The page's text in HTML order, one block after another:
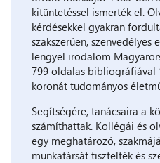
kitüntetéssel ismerték el.
kérdésekkel gyakran
szakszerűen,
lengyel irodalom
799 oldalas bibliográfiával
koronát tudományos
Segítségére, tanácsaira a
számíthattak. Kollégái és
egy meghatározó,
munkatársát tisztelték és